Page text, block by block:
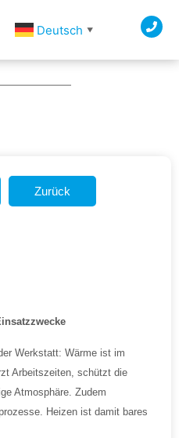
Deutsch ▼
Werkstatt: Wärme ist im
Arbeitszeiten, schützt die
Atmosphäre. Zudem
Heizen ist damit bares
Zurück